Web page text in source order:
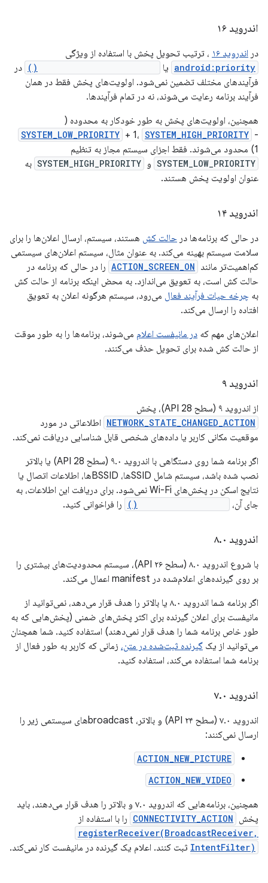
اندروید ۱۶
در اندروید ۱۶ ، ترتیب تحویل پخش با استفاده از ویژگی
android:priority یا
در
فرآیندهای مختلف تضمین نمی‌شود. اولویت‌های پخش فقط در همان
فرآیند برنامه رعایت می‌شوند، نه در تمام فرآیندها.
همچنین، اولویت‌های پخش به طور خودکار به محدوده (
SYSTEM_LOW_PRIORITY + 1، SYSTEM_HIGH_PRIORITY -
1) محدود می‌شوند. فقط اجزای سیستم مجاز به تنظیم
SYSTEM_LOW_PRIORITY و SYSTEM_HIGH_PRIORITY به
عنوان اولویت پخش هستند.
اندروید ۱۴
در حالی که برنامه‌ها در حالت کش هستند، سیستم، ارسال اعلان‌ها را برای
سلامت سیستم بهینه می‌کند. به عنوان مثال، سیستم اعلان‌های سیستمی
کم‌اهمیت‌تر مانند ACTION_SCREEN_ON را در حالی که برنامه در
حالت کش است، به تعویق می‌اندازد. به محض اینکه برنامه از حالت کش
به چرخه حیات فرآیند فعال می‌رود، سیستم هرگونه اعلان به تعویق
افتاده را ارسال می‌کند.
اعلان‌های مهم که در مانیفست اعلام می‌شوند، برنامه‌ها را به طور موقت
از حالت کش شده برای تحویل حذف می‌کنند.
اندروید ۹
از اندروید ۹ (سطح API 28)، پخش
NETWORK_STATE_CHANGED_ACTION اطلاعاتی در مورد
موقعیت مکانی کاربر یا داده‌های شخصی قابل شناسایی دریافت نمی‌کند.
اگر برنامه شما روی دستگاهی با اندروید ۹.۰ (سطح API 28) یا بالاتر
نصب شده باشد، سیستم شامل SSIDها، BSSIDها، اطلاعات اتصال یا
نتایج اسکن در پخش‌های Wi-Fi نمی‌شود. برای دریافت این اطلاعات، به
جای آن،
را فراخوانی کنید.
اندروید ۸ .۰
با شروع اندروید ۸.۰ (سطح API ۲۶)، سیستم محدودیت‌های بیشتری را
بر روی گیرنده‌های اعلام‌شده در manifest اعمال می‌کند.
اگر برنامه شما اندروید ۸.۰ یا بالاتر را هدف قرار می‌دهد، نمی‌توانید از
مانیفست برای اعلان گیرنده برای اکثر پخش‌های ضمنی (پخش‌هایی که به
طور خاص برنامه شما را هدف قرار نمی‌دهند) استفاده کنید. شما همچنان
می‌توانید از یک گیرنده ثبت‌شده در متن، زمانی که کاربر به طور فعال از
برنامه شما استفاده می‌کند، استفاده کنید.
اندروید ۷ .۰
اندروید ۷.۰ (سطح API ۲۴) و بالاتر، broadcastهای سیستمی زیر را
ارسال نمی‌کنند:
ACTION_NEW_PICTURE
ACTION_NEW_VIDEO
همچنین، برنامه‌هایی که اندروید ۷.۰ و بالاتر را هدف قرار می‌دهند، باید
پخش CONNECTIVITY_ACTION را با استفاده از
registerReceiver(BroadcastReceiver,
IntentFilter) ثبت کنند. اعلام یک گیرنده در مانیفست کار نمی‌کند.